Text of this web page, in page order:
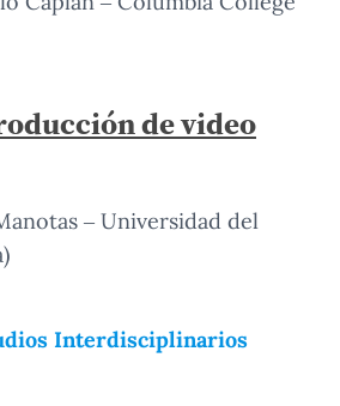
de video
– Universidad del
Interdisciplinarios